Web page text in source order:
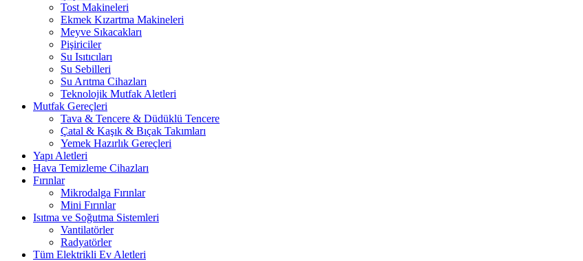
Tost Makineleri
Ekmek Kızartma Makineleri
Meyve Sıkacakları
Pişiriciler
Su Isıtıcıları
Su Sebilleri
Su Arıtma Cihazları
Teknolojik Mutfak Aletleri
Mutfak Gereçleri
Tava & Tencere & Düdüklü Tencere
Çatal & Kaşık & Bıçak Takımları
Yemek Hazırlık Gereçleri
Yapı Aletleri
Hava Temizleme Cihazları
Fırınlar
Mikrodalga Fırınlar
Mini Fırınlar
Isıtma ve Soğutma Sistemleri
Vantilatörler
Radyatörler
Tüm Elektrikli Ev Aletleri